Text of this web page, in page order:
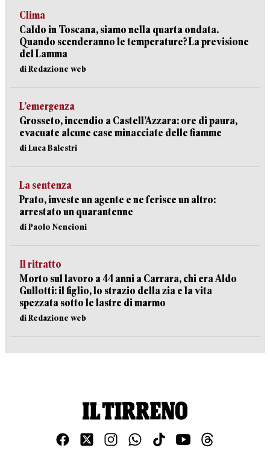
Clima
Caldo in Toscana, siamo nella quarta ondata.
Quando scenderanno le temperature? La previsione
del Lamma
di Redazione web
L’emergenza
Grosseto, incendio a Castell’Azzara: ore di paura,
evacuate alcune case minacciate delle fiamme
di Luca Balestri
La sentenza
Prato, investe un agente e ne ferisce un altro:
arrestato un quarantenne
di Paolo Nencioni
Il ritratto
Morto sul lavoro a 44 anni a Carrara, chi era Aldo
Gullotti: il figlio, lo strazio della zia e la vita
spezzata sotto le lastre di marmo
di Redazione web